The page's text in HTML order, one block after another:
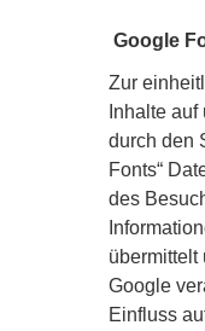
Google
Zur
Inhalte
durch den
Fonts“
des
übermittelt
Google
Einfluss